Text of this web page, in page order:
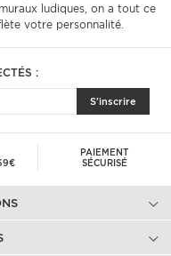
ludiques, on a tout ce
votre personnalité.
:
S'inscrire
PAIEMENT
SÉCURISÉ